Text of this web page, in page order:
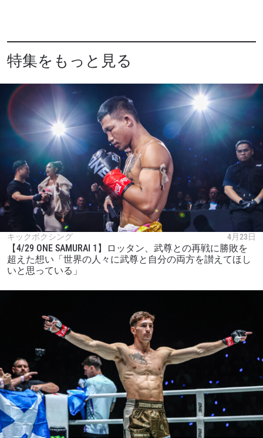
特集をもっと見る
キックボクシング 4月23日
【4/29 ONE SAMURAI 1】ロッタン、武尊との再戦に勝敗を
超えた想い「世界の人々に武尊と自分の両方を讃えてほし
いと思っている」